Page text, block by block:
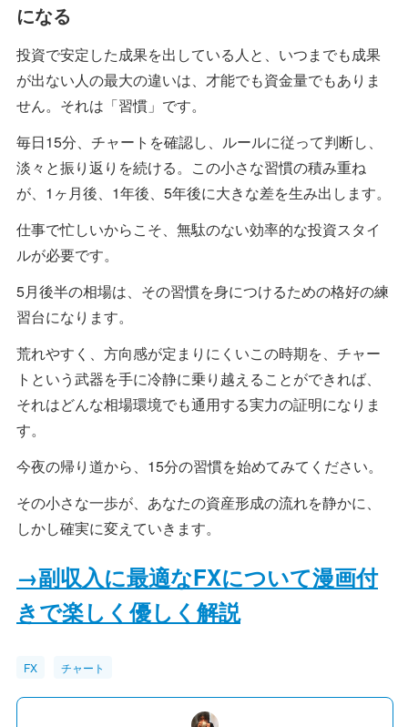
になる
投資で安定した成果を出している人と、いつまでも成果
が出ない人の最大の違いは、才能でも資金量でもありま
せん。それは「習慣」です。
毎日15分、チャートを確認し、ルールに従って判断し、
淡々と振り返りを続ける。この小さな習慣の積み重ね
が、1ヶ月後、1年後、5年後に大きな差を生み出します。
仕事で忙しいからこそ、無駄のない効率的な投資スタイ
ルが必要です。
5月後半の相場は、その習慣を身につけるための格好の練
習台になります。
荒れやすく、方向感が定まりにくいこの時期を、チャー
トという武器を手に冷静に乗り越えることができれば、
それはどんな相場環境でも通用する実力の証明になりま
す。
今夜の帰り道から、15分の習慣を始めてみてください。
その小さな一歩が、あなたの資産形成の流れを静かに、
しかし確実に変えていきます。
→副収入に最適なFXについて漫画付
きで楽しく優しく解説
FX チャート